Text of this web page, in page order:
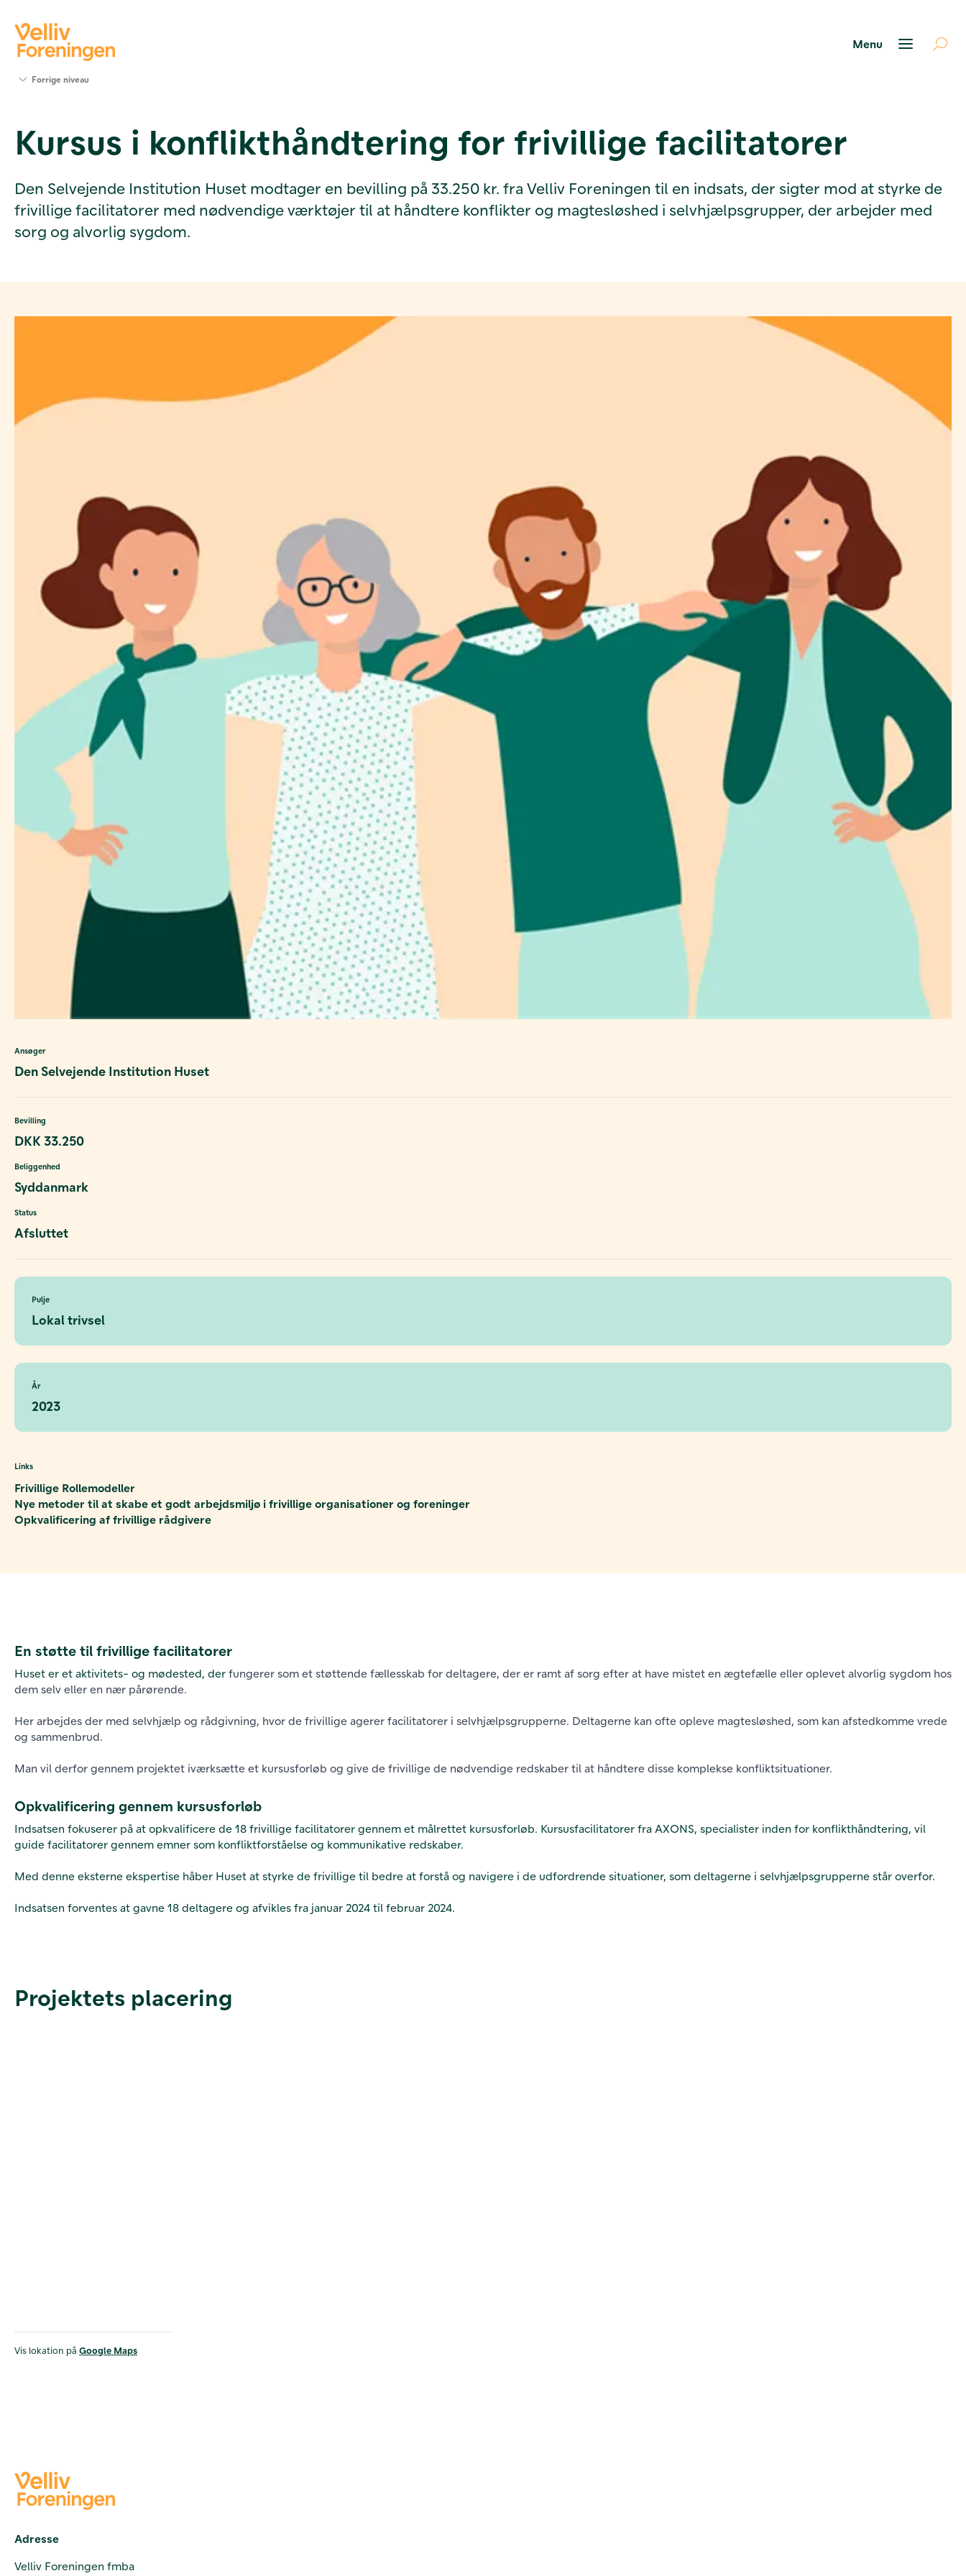
Værktøjer
og viden
Foreningen
Kontakt
os
Forrige niveau
Kursus i konflikthåndtering for frivillige facilitatorer
Den Selvejende Institution Huset modtager en bevilling på 33.250 kr. fra Velliv Foreningen til en indsats, der sigter mod at styrke de
frivillige facilitatorer med nødvendige værktøjer til at håndtere konflikter og magtesløshed i selvhjælpsgrupper, der arbejder med
sorg og alvorlig sygdom.
Ansøger
Den Selvejende Institution Huset
Bevilling
DKK 33.250
Beliggenhed
Syddanmark
Status
Afsluttet
Pulje
Lokal trivsel
År
2023
Links
Frivillige Rollemodeller
Nye metoder til at skabe et godt arbejdsmiljø i frivillige organisationer og foreninger
Opkvalificering af frivillige rådgivere
En støtte til frivillige facilitatorer
Huset er et aktivitets- og mødested, der fungerer som et støttende fællesskab for deltagere, der er ramt af sorg efter at have mistet en ægtefælle eller oplevet alvorlig sygdom hos
dem selv eller en nær pårørende.
Her arbejdes der med selvhjælp og rådgivning, hvor de frivillige agerer facilitatorer i selvhjælpsgrupperne. Deltagerne kan ofte opleve magtesløshed, som kan afstedkomme vrede
og sammenbrud.
Man vil derfor gennem projektet iværksætte et kursusforløb og give de frivillige de nødvendige redskaber til at håndtere disse komplekse konfliktsituationer.
Opkvalificering gennem kursusforløb
Indsatsen fokuserer på at opkvalificere de 18 frivillige facilitatorer gennem et målrettet kursusforløb. Kursusfacilitatorer fra AXONS, specialister inden for konflikthåndtering, vil
guide facilitatorer gennem emner som konfliktforståelse og kommunikative redskaber.
Med denne eksterne ekspertise håber Huset at styrke de frivillige til bedre at forstå og navigere i de udfordrende situationer, som deltagerne i selvhjælpsgrupperne står overfor.
Indsatsen forventes at gavne 18 deltagere og afvikles fra januar 2024 til februar 2024.
Projektets placering
Vis lokation på Google Maps
Adresse
Velliv Foreningen fmba